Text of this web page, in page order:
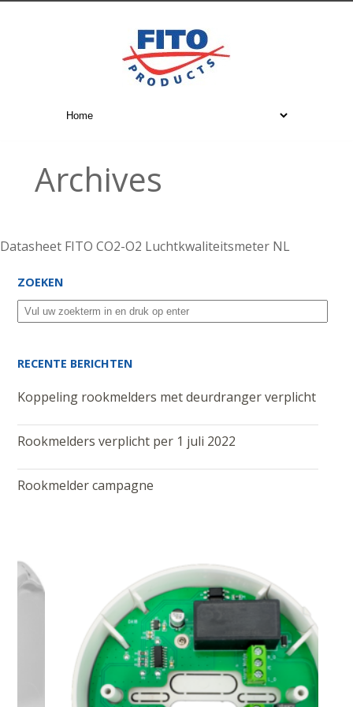
Archives
Datasheet FITO CO2-O2 Luchtkwaliteitsmeter NL
ZOEKEN
RECENTE BERICHTEN
Koppeling rookmelders met deurdranger verplicht
Rookmelders verplicht per 1 juli 2022
Rookmelder campagne